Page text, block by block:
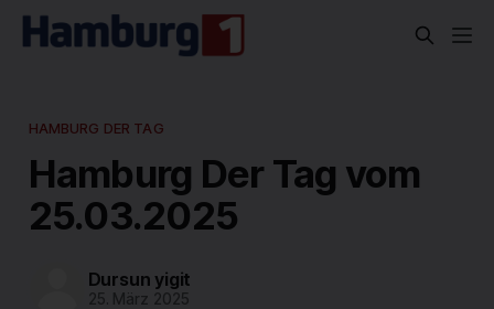
HAMBURG DER TAG
Hamburg Der Tag vom
25.03.2025
Dursun yigit
25. März 2025